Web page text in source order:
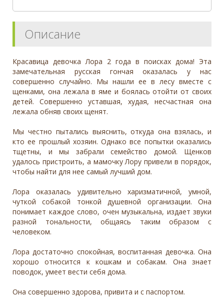
Описание
Красавица девочка Лора 2 года в поисках дома! Эта
замечательная русская гончая оказалась у нас
совершенно случайно. Мы нашли ее в лесу вместе с
щенками, она лежала в яме и боялась отойти от своих
детей. Совершенно уставшая, худая, несчастная она
лежала обняв своих щенят.
Мы честно пытались выяснить, откуда она взялась, и
кто ее прошлый хозяин. Однако все попытки оказались
тщетны, и мы забрали семейство домой. Щенков
удалось пристроить, а мамочку Лору привели в порядок,
чтобы найти для нее самый лучший дом.
Лора оказалась удивительно харизматичной, умной,
чуткой собакой тонкой душевной организации. Она
понимает каждое слово, очен музыкальна, издает звуки
разной тональности, общаясь таким образом с
человеком.
Лора достаточно спокойная, воспитанная девочка. Она
хорошо относится к кошкам и собакам. Она знает
поводок, умеет вести себя дома.
Она совершенно здорова, привита и с паспортом.